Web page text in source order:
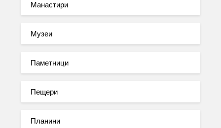
Манастири
Музеи
Паметници
Пещери
Планини